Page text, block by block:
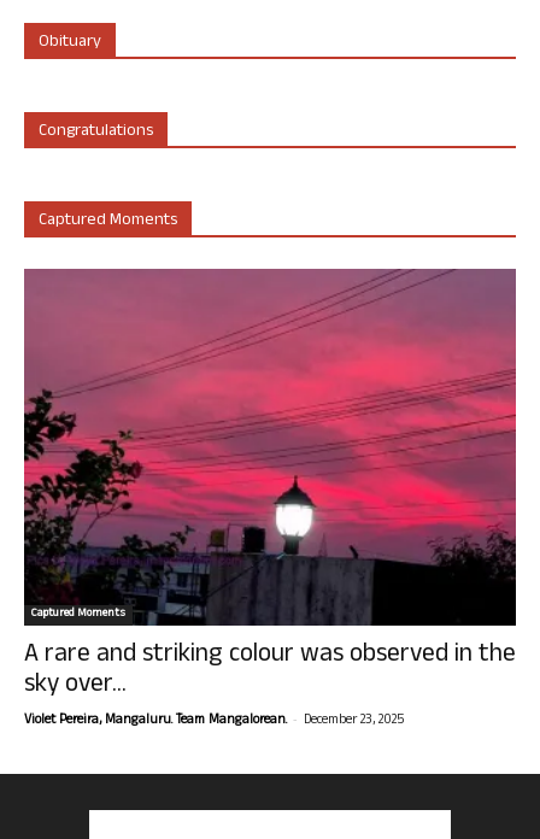
Obituary
Congratulations
Captured Moments
Captured Moments
A rare and striking colour was observed in the
sky over...
Violet Pereira, Mangaluru. Team Mangalorean. - December 23, 2025